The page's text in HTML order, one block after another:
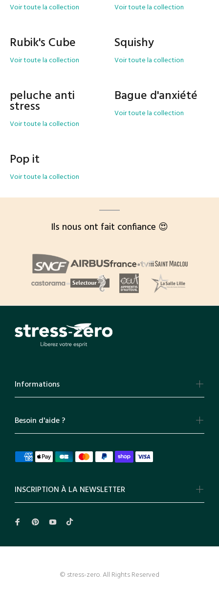
Voir toute la collection Voir toute la collection
Rubik's Cube
Voir toute la collection
Squishy
Voir toute la collection
peluche anti
stress
Voir toute la collection
Bague d'anxiété
Voir toute la collection
Pop it
Voir toute la collection
Ils nous ont fait confiance 😍
Informations
Besoin d'aide ?
INSCRIPTION À LA NEWSLETTER
© stress-zero. All Rights Reserved